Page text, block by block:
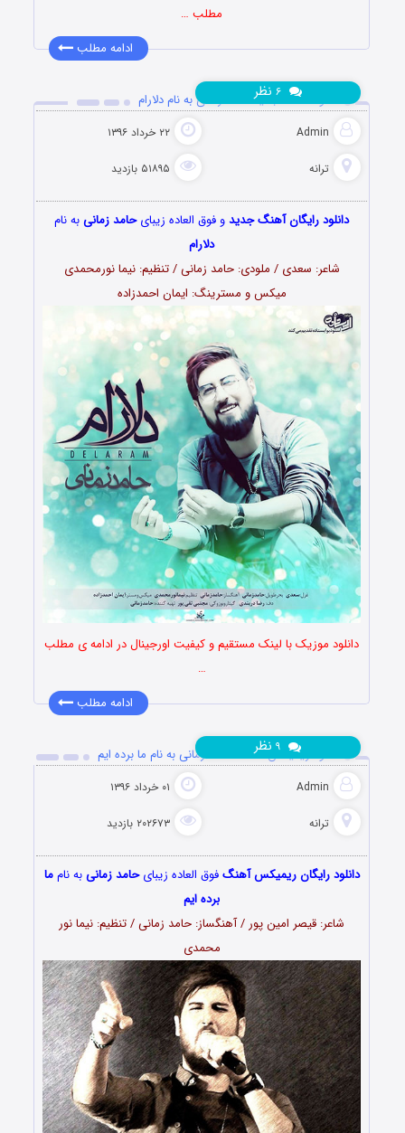
مطلب …
ادامه مطلب
دانلود آهنگ جدید حامد زمانی به نام دلارام
Admin ۲۲ خرداد ۱۳۹۶
ترانه ۵۱۸۹۵ بازدید
۶ نظر
دانلود رایگان آهنگ جدیدو فوق العاده زیبایحامد زمانیبه نام
دلارام
شاعر: سعدی / ملودی: حامد زمانی / تنظیم: نیما نورمحمدی
میکس و مسترینگ: ایمان احمدزاده
دانلود موزیک با لینک مستقیم و کیفیت اورجینال در ادامه ی مطلب
…
ادامه مطلب
دانلود ریمیکس آهنگ حامد زمانی به نام ما برده ایم
Admin ۰۱ خرداد ۱۳۹۶
ترانه ۲۰۲۶۷۳ بازدید
نظر
دانلود رایگان ریمیکس آهنگفوق العاده زیبایحامد زمانیبه نامما
برده ایم
شاعر: قیصر امین پور / آهنگساز: حامد زمانی / تنظیم: نیما نور
محمدی